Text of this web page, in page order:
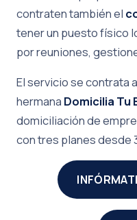
contraten también el
tener un puesto físico
por reuniones,
El servicio se contrata
hermana Domicilia Tu
domiciliación de
con tres planes desde